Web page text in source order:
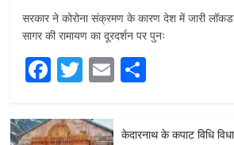
सरकार ने कोरोना संक्रमण के कारण देश में जारी
सागर की रामायण का दूरदर्शन पर पुनः
F
a
c
T
w
itt
E
m
ai ar
केदारनाथ के कपाट विधि